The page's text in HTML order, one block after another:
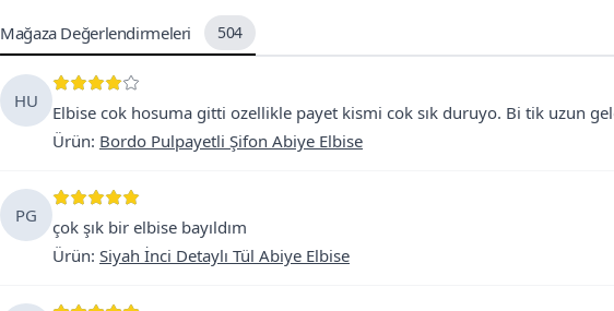
Mağaza Değerlendirmeleri 504
HU
Elbise cok hosuma gitti ozellikle payet kismi cok sık duruyo. Bi tik uzun
Ürün: Bordo Pulpayetli Şifon Abiye Elbise
PG
çok şık bir elbise bayıldım
Ürün: Siyah İnci Detaylı Tül Abiye Elbise